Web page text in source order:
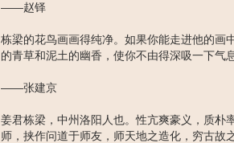
——赵铎
栋梁的花鸟画画得纯净。如果你能走进他的画
的青草和泥土的幽香，使你不由得深吸一下气息
——张建京
姜君栋梁，中州洛阳人也。性亢爽豪义，质朴
师，挟作问道于师友，师天地之造化，穷古故